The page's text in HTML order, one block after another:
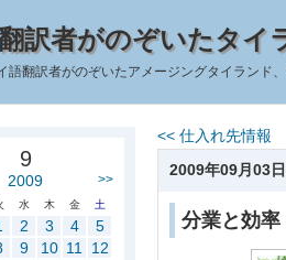
訳者がのぞいたタイ
語翻訳者がのぞいたアメージングタイランド
<< 仕入れ先情報
2009年09月03
分業と効率
9
2009 >>
水 木 金 土
2 3 4
5
9 10 11
12